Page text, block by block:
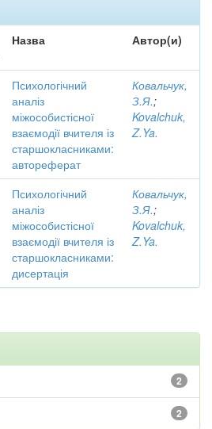
Назва Автор(и)
Психологічний
аналіз
міжособистісної
взаємодії вчителя із
старшокласниками:
автореферат
Ковальчук,
З.Я.;
Kovalchuk,
Z.Ya.
Психологічний
аналіз
міжособистісної
взаємодії вчителя із
старшокласниками:
дисертація
Ковальчук,
З.Я.;
Kovalchuk,
Z.Ya.
2
2